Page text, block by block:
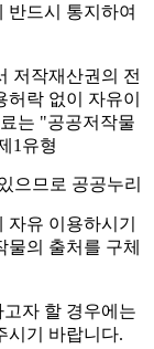
반드시 통지하여
저작재산권의 전
락 없이 자유이
는 "공공저작물
1유형
으므로 공공누리
유 이용하시기
의 출처를 구체
자 할 경우에는
시기 바랍니다.